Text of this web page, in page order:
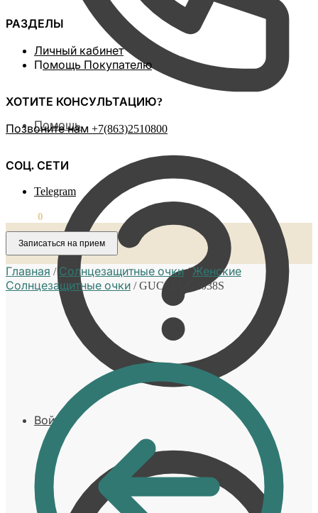
Помощь
Войти
РАЗДЕЛЫ
Личный кабинет
Помощь Покупателю
ХОТИТЕ КОНСУЛЬТАЦИЮ?
Позвоните нам ‪+7(863)2510800
СОЦ. СЕТИ
Telegram
0
Записаться на прием
Главная /Солнцезащитные очки/Женские
Солнцезащитные очки /GUCCI GG2038S